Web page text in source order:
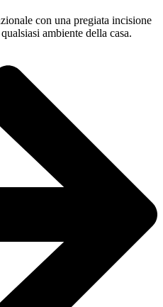
con una pregiata incisione
ambiente della casa.